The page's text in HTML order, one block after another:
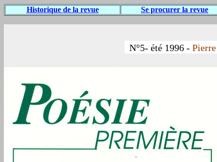
Historique de la revue Se procurer la revue
N°5- été 1996 -